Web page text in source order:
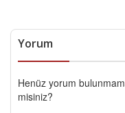
Yorum
Henüz yorum
misiniz?